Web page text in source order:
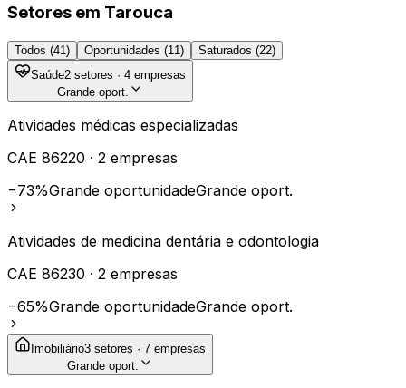
Setores em Tarouca
Todos (41) Oportunidades (11) Saturados (22)
Saúde2 setores · 4 empresas
Grande oport.
Atividades médicas especializadas
CAE 86220 · 2 empresas
−73%Grande oportunidadeGrande oport.
Atividades de medicina dentária e odontologia
CAE 86230 · 2 empresas
−65%Grande oportunidadeGrande oport.
Imobiliário3 setores · 7 empresas
Grande oport.